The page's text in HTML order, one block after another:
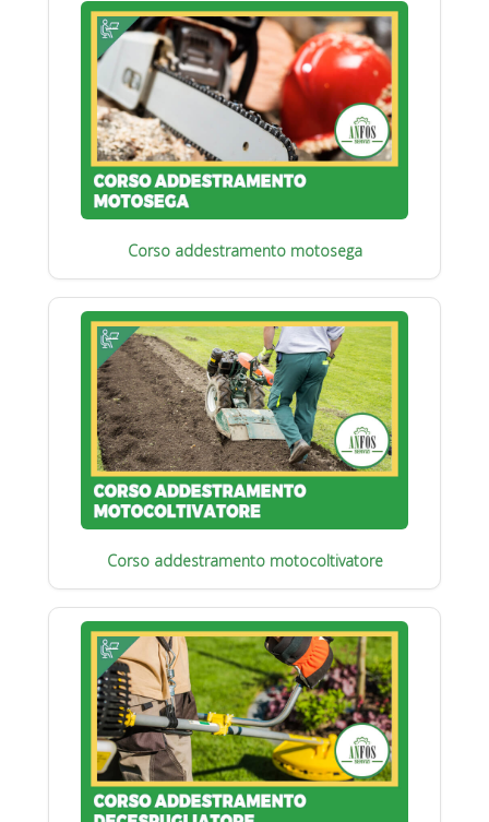
Corso addestramento motosega
Corso addestramento motocoltivatore